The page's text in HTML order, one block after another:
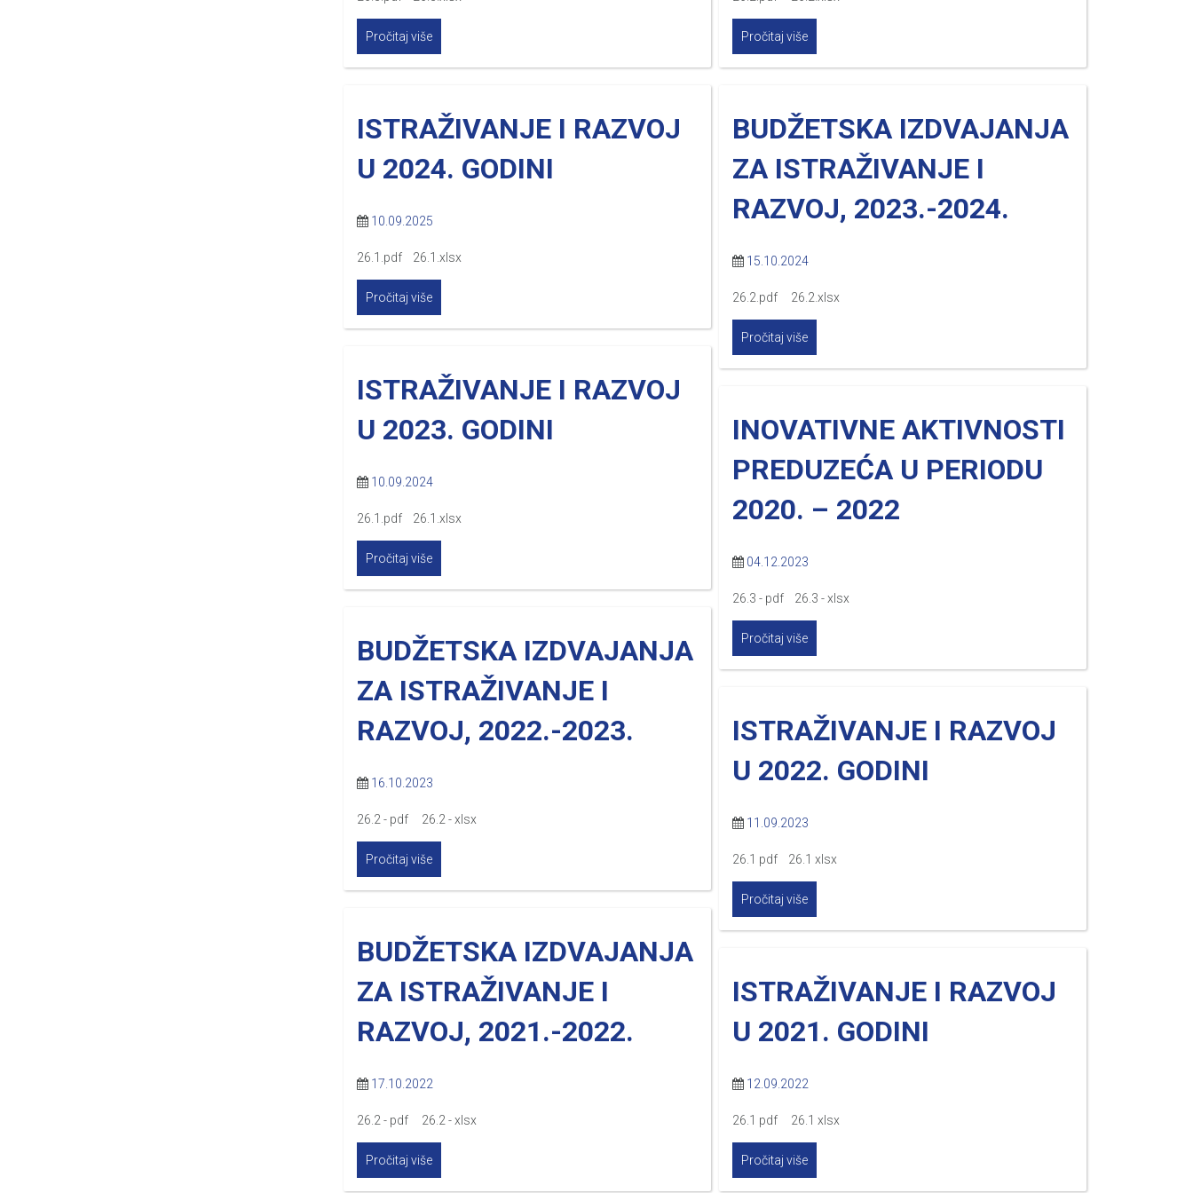
Pročitaj više Pročitaj više
ISTRAŽIVANJE I RAZVOJ
U 2024. GODINI
10.09.2025
26.1.pdf 26.1.xlsx
Pročitaj više
BUDŽETSKA IZDVAJANJA
ZA ISTRAŽIVANJE I
RAZVOJ, 2023.-2024.
15.10.2024
26.2.pdf 26.2.xlsx
Pročitaj više
ISTRAŽIVANJE I RAZVOJ
U 2023. GODINI
10.09.2024
26.1.pdf 26.1.xlsx
Pročitaj više
INOVATIVNE AKTIVNOSTI
PREDUZEĆA U PERIODU
2020. – 2022
04.12.2023
26.3 - pdf 26.3 - xlsx
Pročitaj više
BUDŽETSKA IZDVAJANJA
ZA ISTRAŽIVANJE I
RAZVOJ, 2022.-2023.
16.10.2023
26.2 - pdf 26.2 - xlsx
Pročitaj više
ISTRAŽIVANJE I RAZVOJ
U 2022. GODINI
11.09.2023
26.1 pdf 26.1 xlsx
Pročitaj više
BUDŽETSKA IZDVAJANJA
ZA ISTRAŽIVANJE I
RAZVOJ, 2021.-2022.
17.10.2022
26.2 - pdf 26.2 - xlsx
Pročitaj više
ISTRAŽIVANJE I RAZVOJ
U 2021. GODINI
12.09.2022
26.1 pdf 26.1 xlsx
Pročitaj više